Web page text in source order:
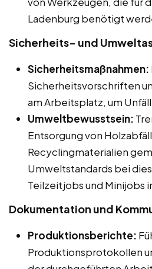
Ladenburg benötigt
Sicherheits- und
Sicherheitsmaßnahmen:
Sicherheitsvorschriften
am Arbeitsplatz, um
Umweltbewusstsein:
Entsorgung von
Recyclingmaterialien
Umweltstandards bei
Teilzeitjobs und Minijobs
Dokumentation und
Produktionsberichte:
Produktionsprotokollen